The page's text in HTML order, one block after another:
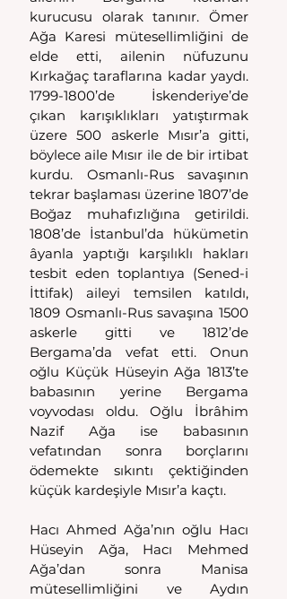
kurucusu olarak tanınır. Ömer
Ağa Karesi mütesellimliğini de
elde etti, ailenin nüfuzunu
Kırkağaç taraflarına kadar yaydı.
1799-1800’de İskenderiye’de
çıkan karışıklıkları yatıştırmak
üzere 500 askerle Mısır’a gitti,
böylece aile Mısır ile de bir irtibat
kurdu. Osmanlı-Rus savaşının
tekrar başlaması üzerine 1807’de
Boğaz muhafızlığına getirildi.
1808’de İstanbul’da hükümetin
âyanla yaptığı karşılıklı hakları
tesbit eden toplantıya (Sened-i
İttifak) aileyi temsilen katıldı,
1809 Osmanlı-Rus savaşına 1500
askerle gitti ve 1812’de
Bergama’da vefat etti. Onun
oğlu Küçük Hüseyin Ağa 1813’te
babasının yerine Bergama
voyvodası oldu. Oğlu İbrâhim
Nazif Ağa ise babasının
vefatından sonra borçlarını
ödemekte sıkıntı çektiğinden
küçük kardeşiyle Mısır’a kaçtı.
Hacı Ahmed Ağa’nın oğlu Hacı
Hüseyin Ağa, Hacı Mehmed
Ağa’dan sonra Manisa
mütesellimliğini ve Aydın